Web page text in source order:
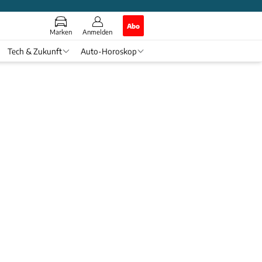
Marken Anmelden
Abo
Tech & Zukunft Auto-Horoskop